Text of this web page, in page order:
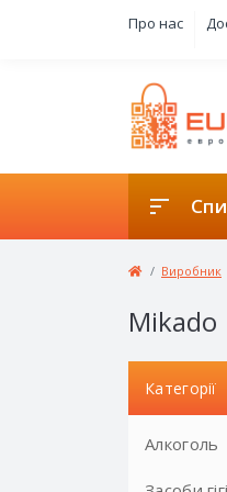
Про нас
Виробник
Mikado
Категорії
Алкоголь